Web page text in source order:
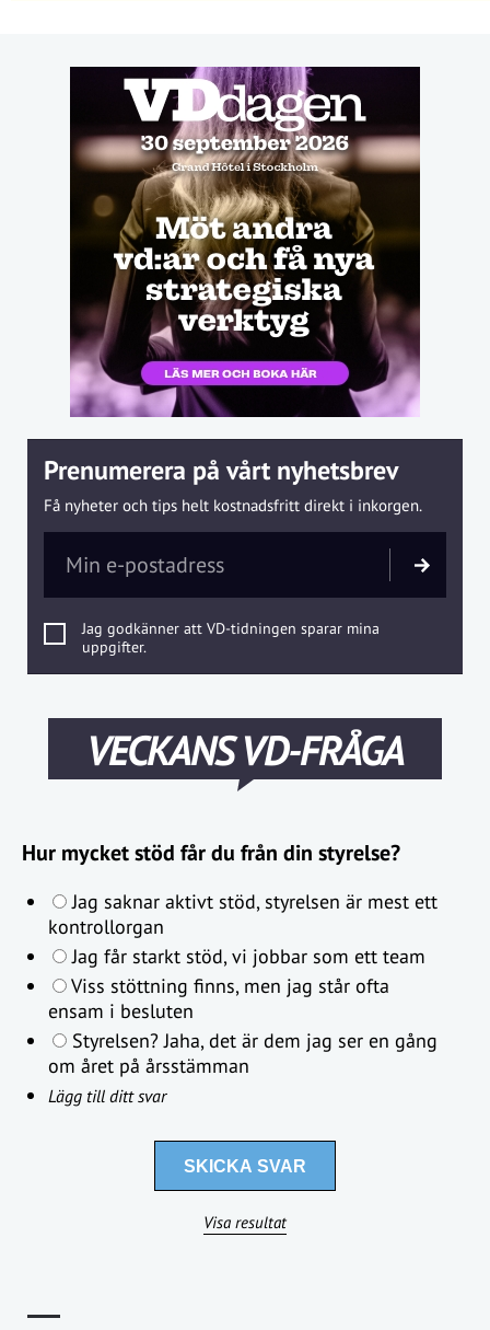
Prenumerera på vårt nyhetsbrev
Få nyheter och tips helt kostnadsfritt direkt i inkorgen.
Jag godkänner att VD-tidningen sparar mina
uppgifter.
VECKANS VD-FRÅGA
Hur mycket stöd får du från din styrelse?
Jag saknar aktivt stöd, styrelsen är mest ett
kontrollorgan
Jag får starkt stöd, vi jobbar som ett team
Viss stöttning finns, men jag står ofta
ensam i besluten
Styrelsen? Jaha, det är dem jag ser en gång
om året på årsstämman
Lägg till ditt svar
Visa resultat